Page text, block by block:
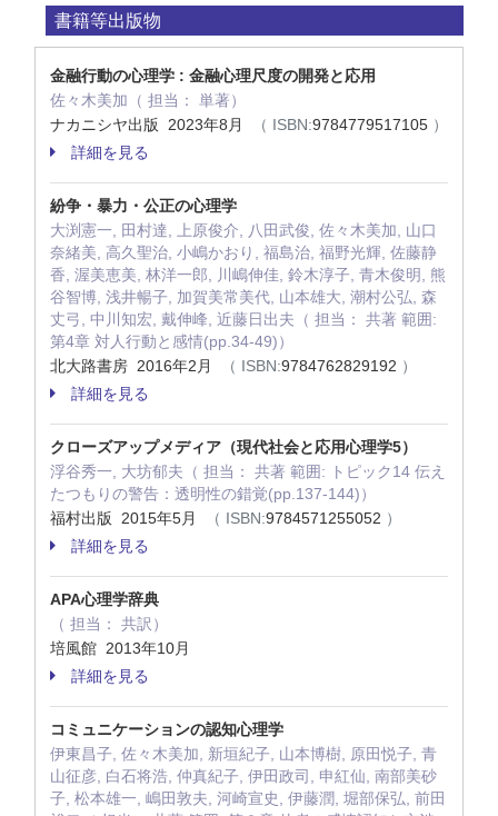
書籍等出版物
金融行動の心理学 : 金融心理尺度の開発と応用
佐々木美加（ 担当： 単著）
ナカニシヤ出版 2023年8月
（ ISBN:9784779517105 ）
詳細を見る
紛争・暴力・公正の心理学
大渕憲一, 田村達, 上原俊介, 八田武俊, 佐々木美加, 山口
奈緒美, 高久聖治, 小嶋かおり, 福島治, 福野光輝, 佐藤静
香, 渥美恵美, 林洋一郎, 川嶋伸佳, 鈴木淳子, 青木俊明, 熊
谷智博, 浅井暢子, 加賀美常美代, 山本雄大, 潮村公弘, 森
丈弓, 中川知宏, 戴伸峰, 近藤日出夫（ 担当： 共著 範囲:
第4章 対人行動と感情(pp.34-49)）
北大路書房 2016年2月
（ ISBN:9784762829192 ）
詳細を見る
クローズアップメディア（現代社会と応用心理学5）
浮谷秀一, 大坊郁夫（ 担当： 共著 範囲: トピック14 伝え
たつもりの警告：透明性の錯覚(pp.137-144)）
福村出版 2015年5月
（ ISBN:9784571255052 ）
詳細を見る
APA心理学辞典
（ 担当： 共訳）
培風館 2013年10月
詳細を見る
コミュニケーションの認知心理学
伊東昌子, 佐々木美加, 新垣紀子, 山本博樹, 原田悦子, 青
山征彦, 白石将浩, 仲真紀子, 伊田政司, 申紅仙, 南部美砂
子, 松本雄一, 嶋田敦夫, 河崎宣史, 伊藤潤, 堀部保弘, 前田